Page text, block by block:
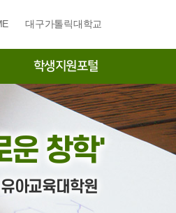
대구가톨릭대학교
학생지원포털
운 창학'
아교육대학원